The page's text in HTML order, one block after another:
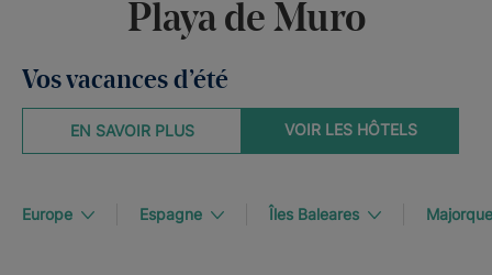
Playa de Muro
Vos vacances d’été
VOIR LES HÔTELS
EN SAVOIR PLUS
Europe Espagne Îles Baleares Majorque